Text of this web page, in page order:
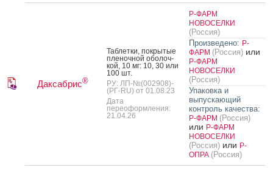
Даксабрис®
Таб­летки, пок­ры­тые
пле­ноч­ной обо­лоч­
кой, 10 мг: 10, 30 или
100 шт.
РУ: ЛП-№(002908)-
(РГ-RU) от 01.08.23
Дата
переоформления:
21.04.26
Р-ФАРМ
НОВОСЕЛКИ
(Россия)
Произведено: Р-
ФАРМ (Россия) или
Р-ФАРМ
НОВОСЕЛКИ
(Россия)
Упаковка и
выпускающий
контроль качества:
Р-ФАРМ (Россия)
или Р-ФАРМ
НОВОСЕЛКИ
(Россия) или Р-
ОПРА (Россия)